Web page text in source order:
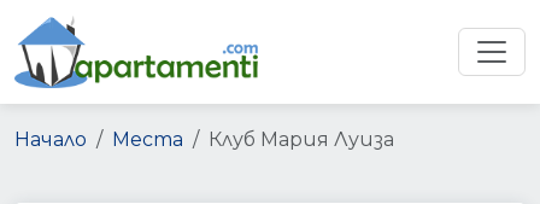
Начало Места Клуб Мария Луиза